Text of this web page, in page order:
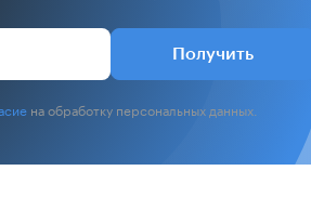
Получить
на обработку персональных данных.